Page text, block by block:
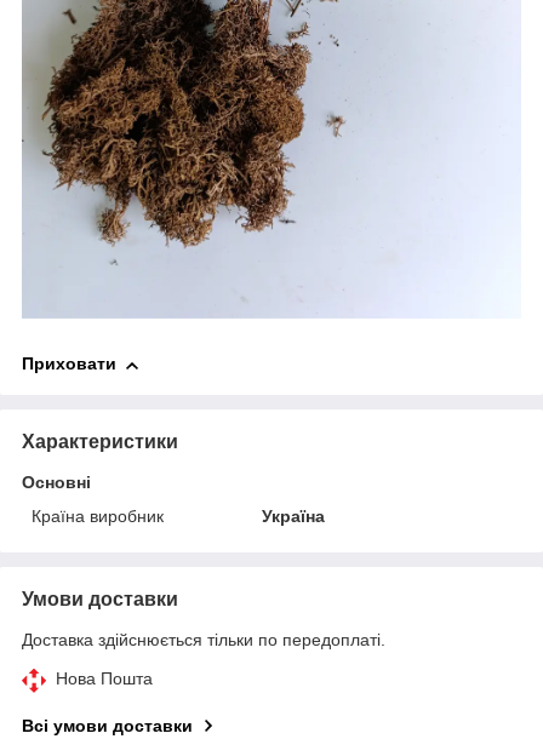
Приховати
Характеристики
Основні
Країна виробник
Україна
Умови доставки
Доставка здійснюється тільки по передоплаті.
Нова Пошта
Всі умови доставки